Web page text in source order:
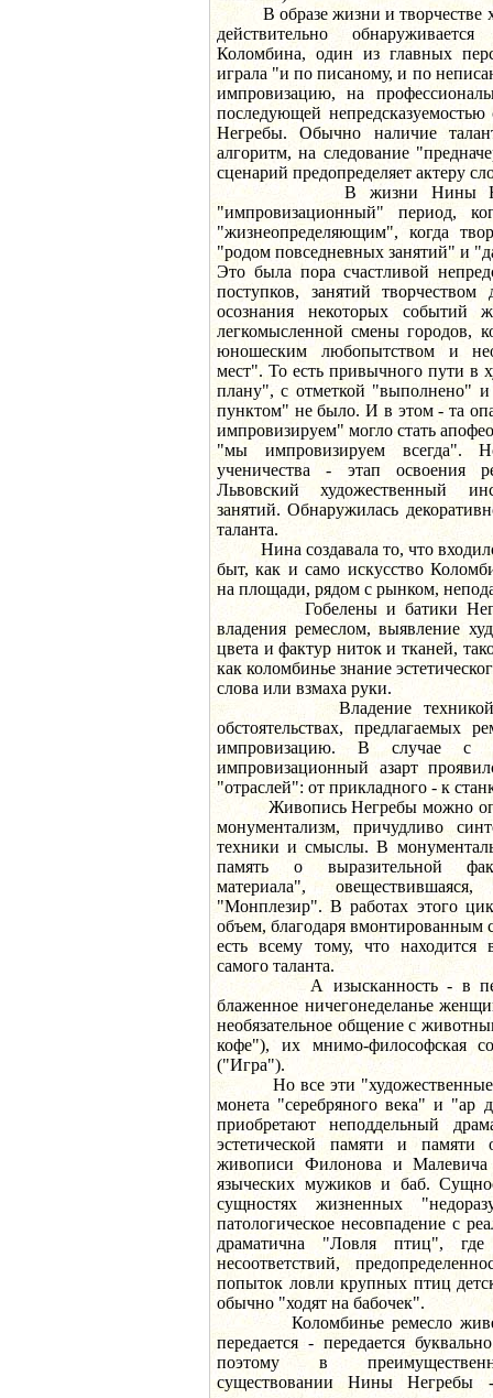
В образе жизни и творчестве
действительно
Коломбина, один из главных
играла "и по писаному, и по
импровизацию, на
последующей
Негребы. Обычно наличие
алгоритм, на следование
сценарий предопределяет актеру
В жизни Нины
"импровизационный" период,
"жизнеопределяющим", когда
"родом повседневных занятий" и
Это была пора счастливой
поступков, занятий
осознания некоторых событий
легкомысленной смены городов,
юношеским любопытством и
мест". То есть привычного пути в
плану", с отметкой "выполнено"
пунктом" не было. И в этом - та
импровизируем" могло стать
"мы импровизируем всегда".
ученичества - этап освоения
Львовский художественный
занятий. Обнаружилась
таланта.
Нина создавала то, что
быт, как и само искусство
на площади, рядом с рынком,
Гобелены и батики
владения ремеслом, выявление
цвета и фактур ниток и тканей,
как коломбинье знание
слова или взмаха руки.
Владение техникой,
обстоятельствах, предлагаемых
импровизацию. В случае с
импровизационный азарт
"отраслей": от прикладного - к
Живопись Негребы можно
монументализм, причудливо
техники и смыслы. В
память о выразительной
материала",
"Монплезир". В работах этого
объем, благодаря вмонтированным
есть всему тому, что находится
самого таланта.
А изысканность - в
блаженное ничегонеделанье
необязательное общение с
кофе"), их мнимо-философская
("Игра").
Но все эти "художественные
монета "серебряного века" и "ар
приобретают неподдельный
эстетической памяти и памяти
живописи Филонова и Малевича
языческих мужиков и баб.
сущностях жизненных
патологическое несовпадение с
драматична "Ловля птиц",
несоответствий,
попыток ловли крупных птиц
обычно "ходят на бабочек".
Коломбинье ремесло живет
передается - передается
поэтому в
существовании Нины Негребы